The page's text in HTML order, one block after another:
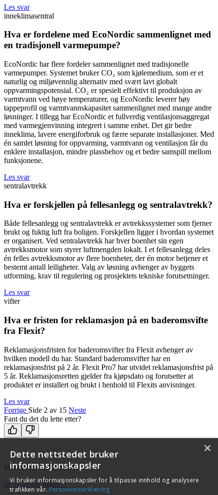
Les svar
inneklimasentral
Hva er fordelene med EcoNordic sammenlignet med
en tradisjonell varmepumpe?
EcoNordic har flere fordeler sammenlignet med tradisjonelle
varmepumper. Systemet bruker CO₂ som kjølemedium, som er et
naturlig og miljøvennlig alternativ med svært lavt globalt
oppvarmingspotensial. CO₂ er spesielt effektivt til produksjon av
varmtvann ved høye temperaturer, og EcoNordic leverer høy
tappeprofil og varmtvannskapasitet sammenlignet med mange andre
løsninger. I tillegg har EcoNordic et fullverdig ventilasjonsaggregat
med varmegjenvinning integrert i samme enhet. Det gir bedre
inneklima, lavere energiforbruk og færre separate installasjoner. Med
én samlet løsning for oppvarming, varmtvann og ventilasjon får du
enklere installasjon, mindre plassbehov og et bedre samspill mellom
funksjonene.
Les svar
sentralavtrekk
Hva er forskjellen på fellesanlegg og sentralavtrekk?
Både fellesanlegg og sentralavtrekk er avtrekkssystemer som fjerner
brukt og fuktig luft fra boligen. Forskjellen ligger i hvordan systemet
er organisert. Ved sentralavtrekk har hver boenhet sin egen
avtrekksmotor som styrer luftmengden lokalt. I et fellesanlegg deles
én felles avtrekksmotor av flere boenheter, der én motor betjener et
bestemt antall leiligheter. Valg av løsning avhenger av byggets
utforming, krav til regulering og prosjektets tekniske forutsetninger.
Les svar
vifter
Hva er fristen for reklamasjon på en baderomsvifte
fra Flexit?
Reklamasjonsfristen for baderomsvifter fra Flexit avhenger av
hvilken modell du har. Standard baderomsvifter har en
reklamasjonsfrist på 2 år. Flexit Pro7 har utvidet reklamasjonsfrist på
5 år. Reklamasjonsretten gjelder fra kjøpsdato og forutsetter at
produktet er installert og brukt i henhold til Flexits anvisninger.
Les svar
Forrige Side 2 av 15 Neste
Fant du det du lette etter?
Moseveien 8, 1870 Ørje
Se i Google Maps ↗
×
Dette nettstedet bruker
informasjonskapsler
Vi bruker informasjonskapsler for å tilpasse innhold og analysere
trafikken vår.Personvernerklæring